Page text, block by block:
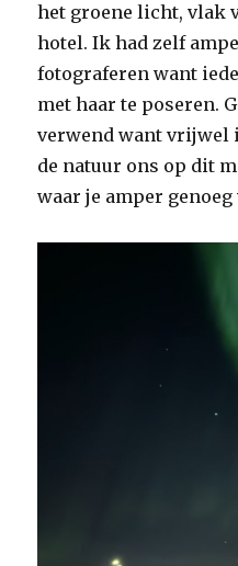
het groene licht, vlak
hotel. Ik had zelf
fotograferen want
met haar te poseren.
verwend want vrijwel
de natuur ons op dit
waar je amper